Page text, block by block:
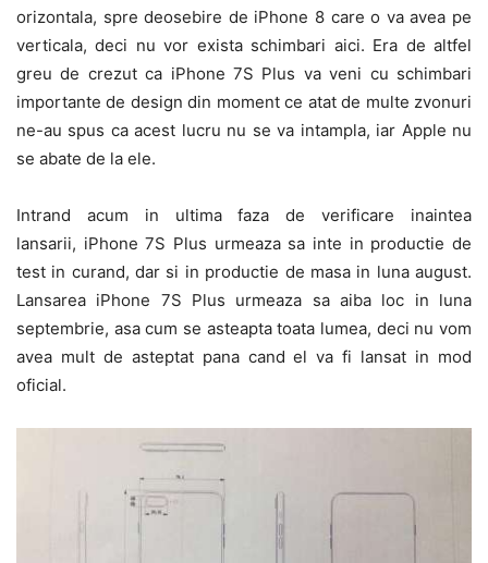
orizontala, spre deosebire de iPhone 8 care o va avea pe
verticala, deci nu vor exista schimbari aici. Era de altfel
greu de crezut ca iPhone 7S Plus va veni cu schimbari
importante de design din moment ce atat de multe zvonuri
ne-au spus ca acest lucru nu se va intampla, iar Apple nu
se abate de la ele.
Intrand acum in ultima faza de verificare inaintea
lansarii, iPhone 7S Plus urmeaza sa inte in productie de
test in curand, dar si in productie de masa in luna august.
Lansarea iPhone 7S Plus urmeaza sa aiba loc in luna
septembrie, asa cum se asteapta toata lumea, deci nu vom
avea mult de asteptat pana cand el va fi lansat in mod
oficial.